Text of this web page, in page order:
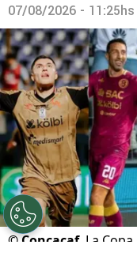
07/08/2026 -
©Concacaf La